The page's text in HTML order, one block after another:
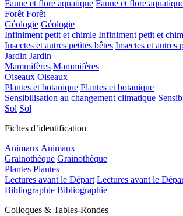
Faune et flore aquatique Faune et flore
Forêt Forêt
Géologie Géologie
Infiniment petit et chimie Infiniment petit et
Insectes et autres petites bêtes Insectes et autres
Jardin Jardin
Mammifères Mammifères
Oiseaux Oiseaux
Plantes et botanique Plantes et botanique
Sensibilisation au changement climatique
Sol Sol
Fiches d’identification
Animaux Animaux
Grainothèque Grainothèque
Plantes Plantes
Lectures avant le Départ Lectures avant le
Bibliographie Bibliographie
Colloques & Tables-Rondes